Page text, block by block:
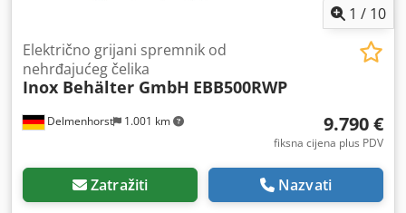
1 / 10
Delmenhorst 1.001 km
Električno grijani spremnik od
nehrđajućeg čelika
Inox Behälter GmbH EBB500RWP
9.790 €
fiksna cijena plus PDV
Zatražiti Nazvati